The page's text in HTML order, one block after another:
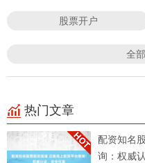
股票开户
全
热门文章
配资知名
询：权威